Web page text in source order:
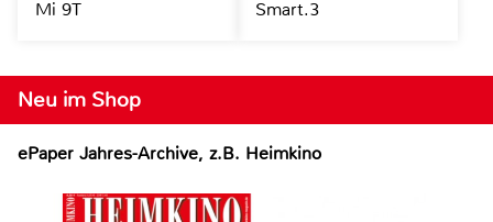
Neu im Shop
ePaper Jahres-Archive, z.B. Heimkino
Mi 9T
Smart.3